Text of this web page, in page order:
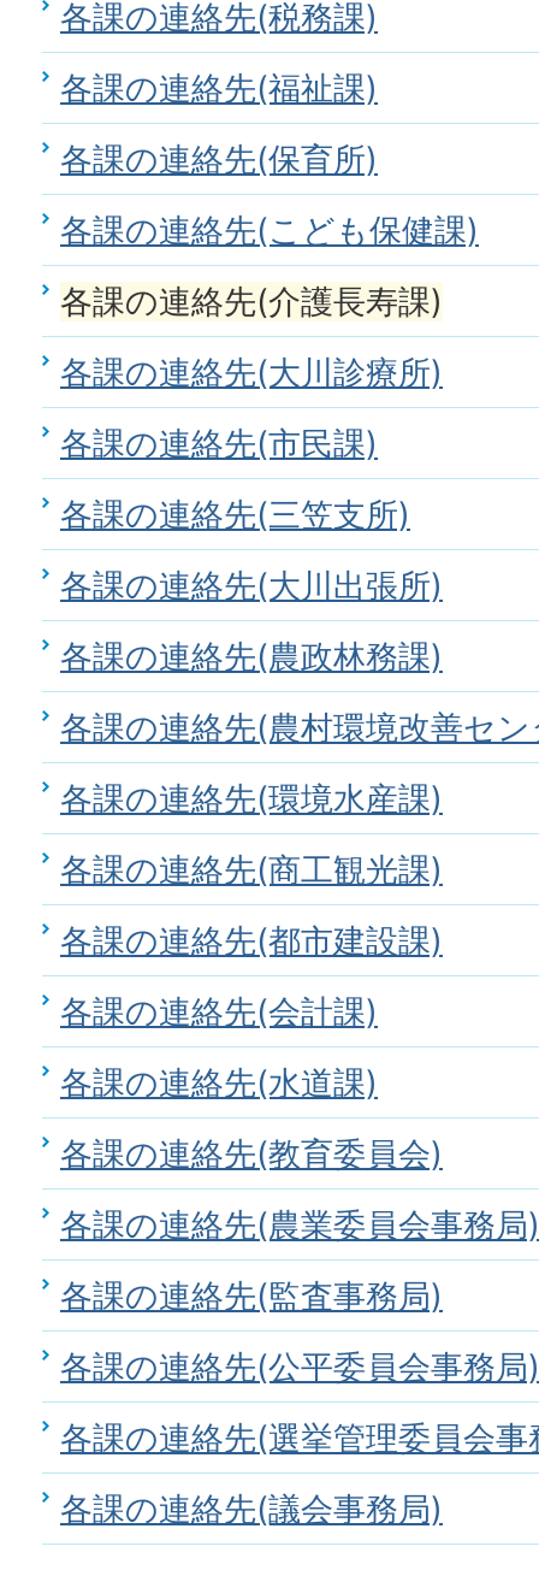
各課の連絡先(税務課)
各課の連絡先(福祉課)
各課の連絡先(保育所)
各課の連絡先(こども保健課)
各課の連絡先(介護長寿課)
各課の連絡先(大川診療所)
各課の連絡先(市民課)
各課の連絡先(三笠支所)
各課の連絡先(大川出張所)
各課の連絡先(農政林務課)
各課の連絡先(農村環境改善セ
各課の連絡先(環境水産課)
各課の連絡先(商工観光課)
各課の連絡先(都市建設課)
各課の連絡先(会計課)
各課の連絡先(水道課)
各課の連絡先(教育委員会)
各課の連絡先(農業委員会事務局)
各課の連絡先(監査事務局)
各課の連絡先(公平委員会事務局)
各課の連絡先(選挙管理委員会事
各課の連絡先(議会事務局)